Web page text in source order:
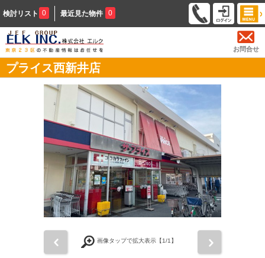
検討リスト 0 最近見た物件 0
お問合せ
プライス西新井店
画像タップで拡大表示【1/1】